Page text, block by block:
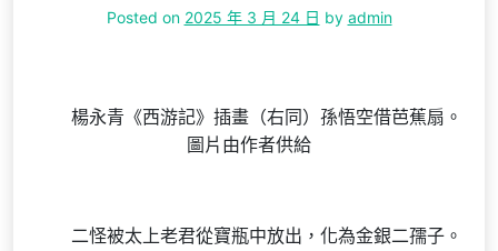
Posted on 2025 年 3 月 24 日 by admin
楊永青《西游記》插畫（右同）孫悟空借芭蕉扇。
圖片由作者供給
二怪被太上老君從寶瓶中放出，化為金銀二孺子。